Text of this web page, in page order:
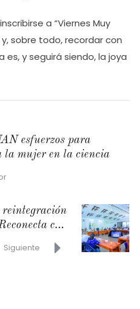
a “Viernes Muy
sobre todo, recordar con
es, y seguirá siendo, la joya
esfuerzos para
la mujer en la ciencia
con
la Paz
Siguiente